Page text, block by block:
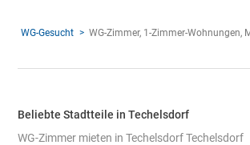
WG-Gesucht WG-Zimmer, 1-Zimmer-Wohnungen,
Beliebte Stadtteile in Techelsdorf
WG-Zimmer mieten in Techelsdorf Techelsdorf